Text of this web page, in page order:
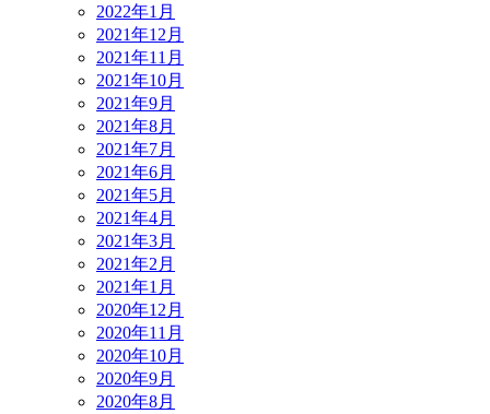
2022年1月
2021年12月
2021年11月
2021年10月
2021年9月
2021年8月
2021年7月
2021年6月
2021年5月
2021年4月
2021年3月
2021年2月
2021年1月
2020年12月
2020年11月
2020年10月
2020年9月
2020年8月